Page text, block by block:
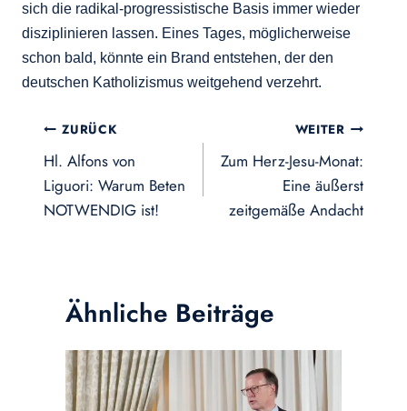
sich die radikal-progressistische Basis immer wieder
disziplinieren lassen. Eines Tages, möglicherweise
schon bald, könnte ein Brand entstehen, der den
deutschen Katholizismus weitgehend verzehrt.
Beitragsnavigation
ZURÜCK
Hl. Alfons von
Liguori: Warum Beten
NOTWENDIG ist!
WEITER
Zum Herz-Jesu-Monat:
Eine äußerst
zeitgemäße Andacht
Ähnliche Beiträge